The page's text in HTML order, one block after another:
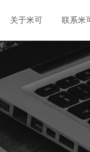
关于米可 联系米